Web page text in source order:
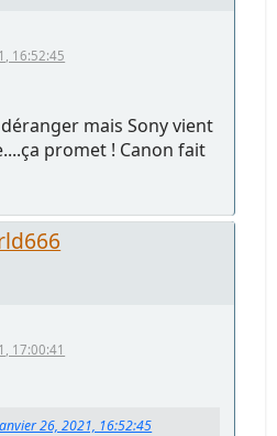
16:52:45
mais Sony vient
promet ! Canon fait
17:00:41
26, 2021, 16:52:45